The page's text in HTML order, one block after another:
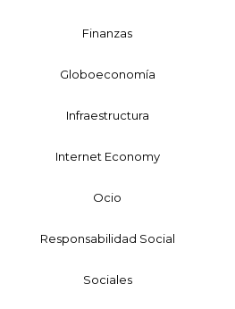
Finanzas
Globoeconomía
Infraestructura
Internet Economy
Ocio
Responsabilidad Social
Sociales